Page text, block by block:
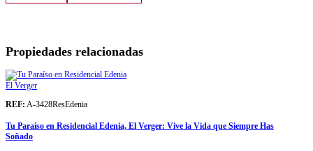
Propiedades relacionadas
El Verger
REF: A-3428ResEdenia
Tu Paraíso en Residencial Edenia, El Verger: Vive la Vida que Siempre Has
Soñado